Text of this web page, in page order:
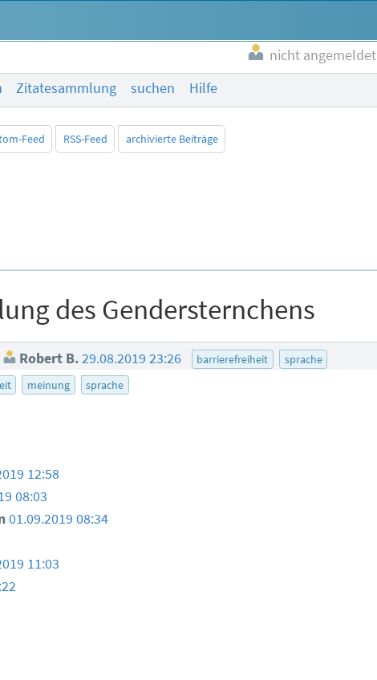
nicht angemeldet
Zitatesammlung suchen Hilfe
Feed RSS-Feed archivierte Beiträge
des Gendersternchens
Robert B.29.08.2019 23:26 barrierefreiheit sprache
meinung sprache
12:58
08:03
01.09.2019 08:34
11:03